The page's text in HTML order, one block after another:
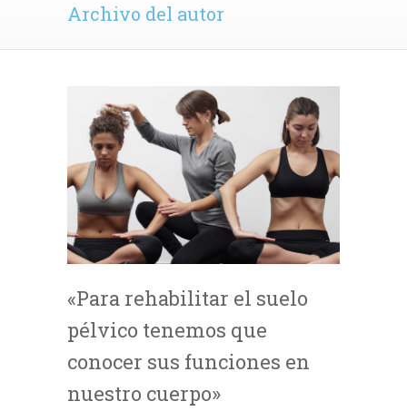
Archivo del autor
«Para rehabilitar el suelo
pélvico tenemos que
conocer sus funciones en
nuestro cuerpo»